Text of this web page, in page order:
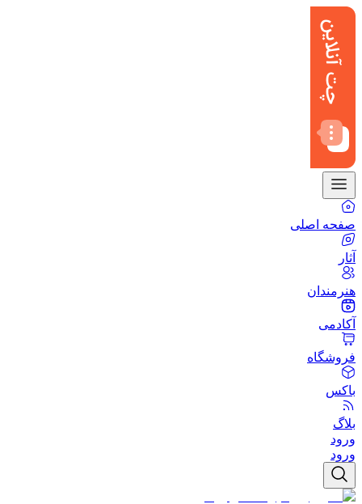
صفحه اصلی
آثار
هنرمندان
آکادمی
فروشگاه
باکس
بلاگ
ورود
ورود